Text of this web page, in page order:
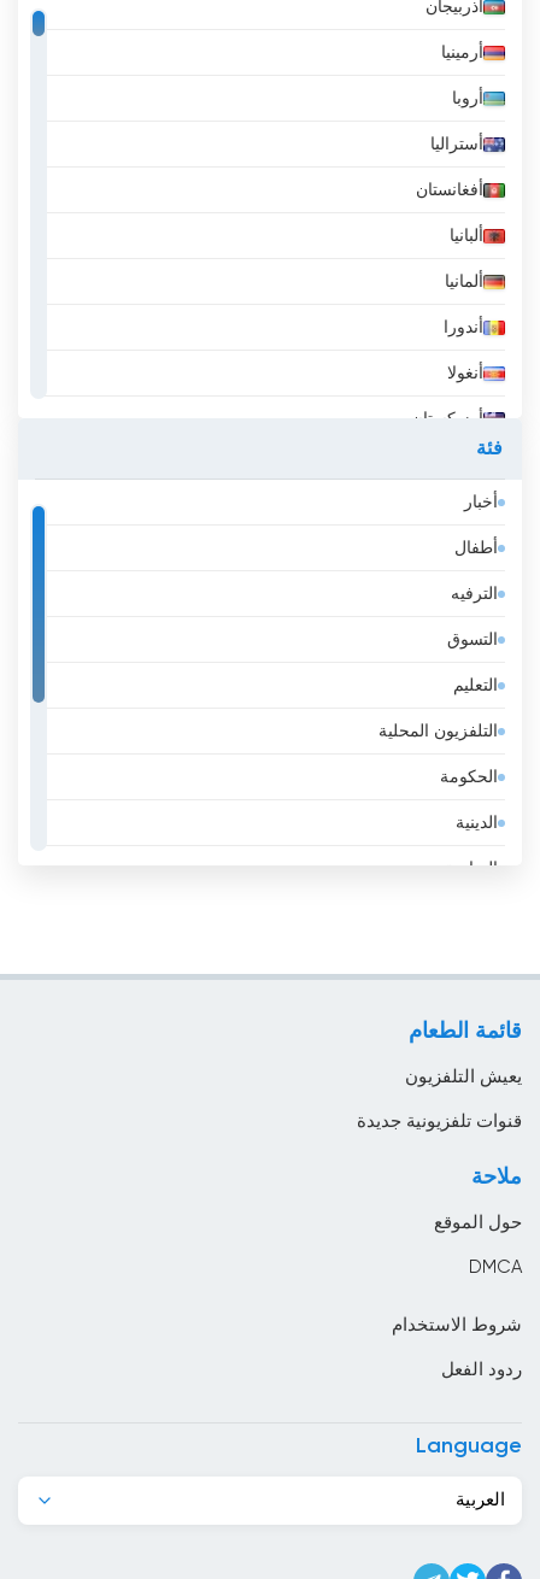
أذربيجان
أرمينيا
أروبا
أستراليا
أفغانستان
ألبانيا
ألمانيا
أندورا
أنغولا
أوزبكستان
إثيوبيا
إسبانيا
إستونيا
إسرائيل
إيران
إيطاليا
الأرجنتين
الأردن
الجبل الأسود
الجزائر
السلفادور
فئة
أخبار
أطفال
الترفيه
التسوق
التعليم
التلفزيون المحلية
الحكومة
الدينية
الرياضة
قائمة الطعام
يعيش التلفزيون
قنوات تلفزيونية جديدة
ملاحة
حول الموقع
DMCA
شروط الاستخدام
ردود الفعل
Language
العربية